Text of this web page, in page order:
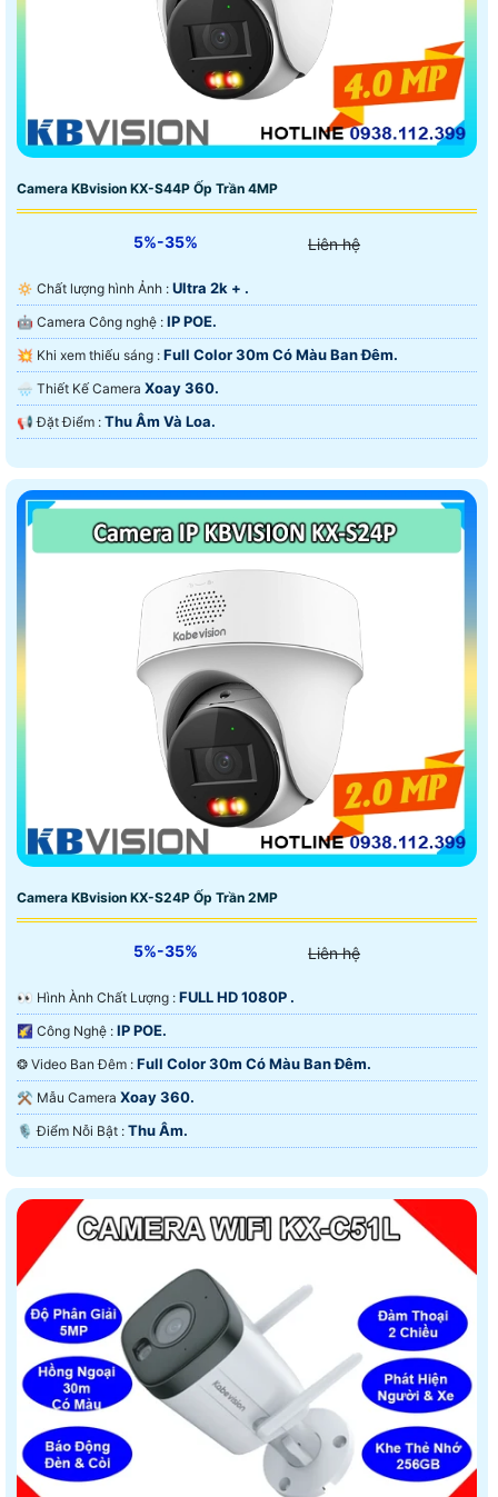
Camera KBvision KX-S44P Ốp Trần 4MP
5%-35% Liên hệ
🔅 Chất lượng hình Ảnh : Ultra 2k + .
🤖️ Camera Công nghệ : IP POE.
💥 Khi xem thiếu sáng : Full Color 30m Có Màu Ban Ðêm.
🌧️ Thiết Kế Camera Xoay 360.
️📢 Đặt Điểm : Thu Âm Và Loa.
Camera KBvision KX-S24P Ốp Trần 2MP
5%-35% Liên hệ
️👀 Hình Ành Chất Lượng : FULL HD 1080P .
🌠 Công Nghệ : IP POE.
❂ Video Ban Đêm : Full Color 30m Có Màu Ban Ðêm.
⚒ Mẫu Camera Xoay 360.
️🎙 Điểm Nỗi Bật : Thu Âm.